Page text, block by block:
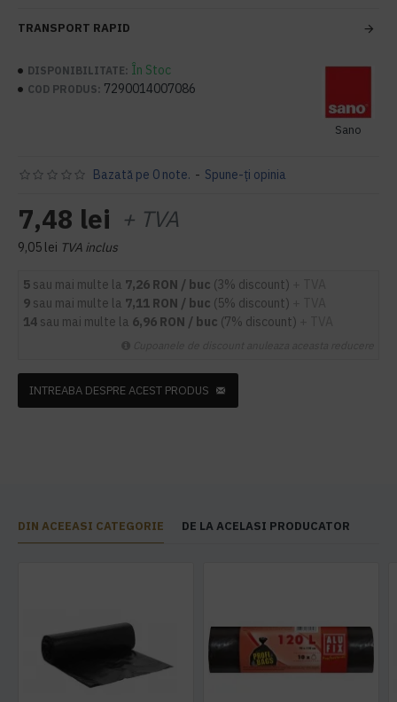
TRANSPORT RAPID
DISPONIBILITATE: În Stoc
COD PRODUS: 7290014007086
Sano
Bazată pe 0 note. - Spune-ţi opinia
7,48 lei + TVA
9,05 lei TVA inclus
5 sau mai multe la 7,26 RON / buc (3% discount)
9 sau mai multe la 7,11 RON / buc (5% discount)
14 sau mai multe la 6,96 RON / buc (7% discount)
INTREABA DESPRE ACEST PRODUS
DIN ACEEASI CATEGORIE DE LA ACELASI PRODUCATOR